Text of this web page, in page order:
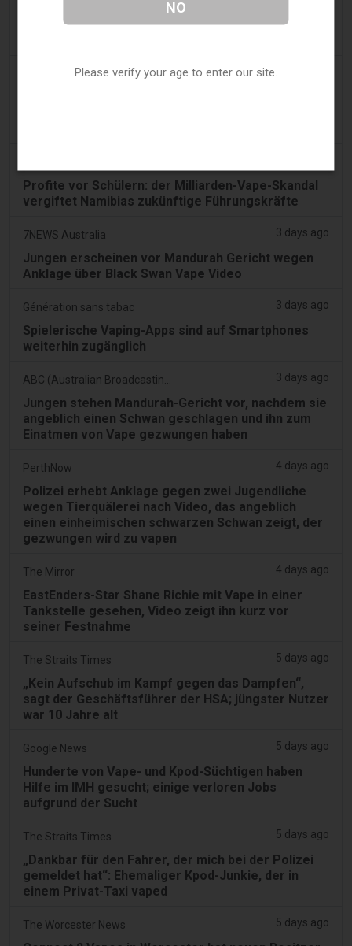
Vape-Verkäufe, die als medizinische Geräte
getarnt sind, und definieren sechs
Tobacco Reporter
Profite vor Schülern: der Milliarden-Vape-Skandal
vergiftet Namibias zukünftige Führungskräfte
7NEWS Australia 3 days ago
Jungen erscheinen vor Mandurah Gericht wegen
Anklage über Black Swan Vape Video
Génération sans tabac 3 days ago
Spielerische Vaping-Apps sind auf Smartphones
weiterhin zugänglich
3 days ago
Jungen stehen Mandurah-Gericht vor, nachdem sie
angeblich einen Schwan geschlagen und ihn zum
Einatmen von Vape gezwungen haben
PerthNow 4 days ago
Polizei erhebt Anklage gegen zwei Jugendliche
wegen Tierquälerei nach Video, das angeblich
einen einheimischen schwarzen Schwan zeigt, der
gezwungen wird zu vapen
The Mirror 4 days ago
EastEnders-Star Shane Richie mit Vape in einer
Tankstelle gesehen, Video zeigt ihn kurz vor
seiner Festnahme
The Straits Times 5 days ago
„Kein Aufschub im Kampf gegen das Dampfen“,
sagt der Geschäftsführer der HSA; jüngster Nutzer
war 10 Jahre alt
Google News 5 days ago
Hunderte von Vape- und Kpod-Süchtigen haben
Hilfe im IMH gesucht; einige verloren Jobs
aufgrund der Sucht
The Straits Times 5 days ago
„Dankbar für den Fahrer, der mich bei der Polizei
gemeldet hat“: Ehemaliger Kpod-Junkie, der in
einem Privat-Taxi vaped
The Worcester News 5 days ago
NO
Please verify your age to enter our site.